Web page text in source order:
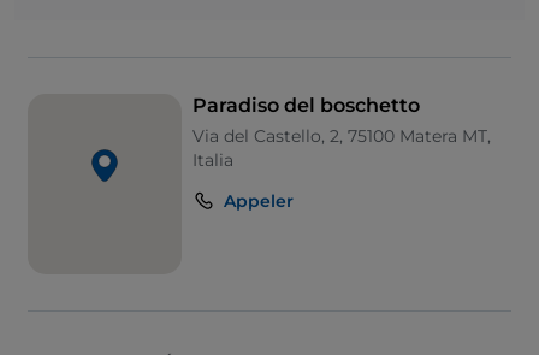
Paradiso del boschetto
Via del Castello, 2, 75100 Matera MT,
Italia
Appeler